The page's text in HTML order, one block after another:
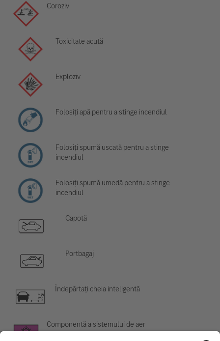
Coroziv
Toxicitate acută
Exploziv
Folosiți apă pentru a stinge incendiul
Folosiți spumă uscată pentru a stinge
incendiul
Folosiți spumă umedă pentru a stinge
incendiul
Capotă
Portbagaj
Îndepărtați cheia inteligentă
Componentă a sistemului de aer
condiționat